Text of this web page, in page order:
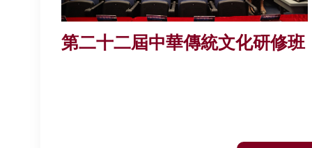
第二十二屆中華傳統文化研修班